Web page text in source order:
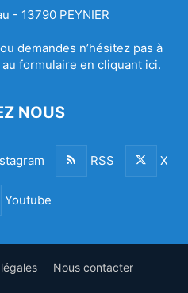
- 13790 PEYNIER
demandes n’hésitez pas à
formulaire en cliquant ici.
NOUS
RSS X
Youtube
Nous contacter